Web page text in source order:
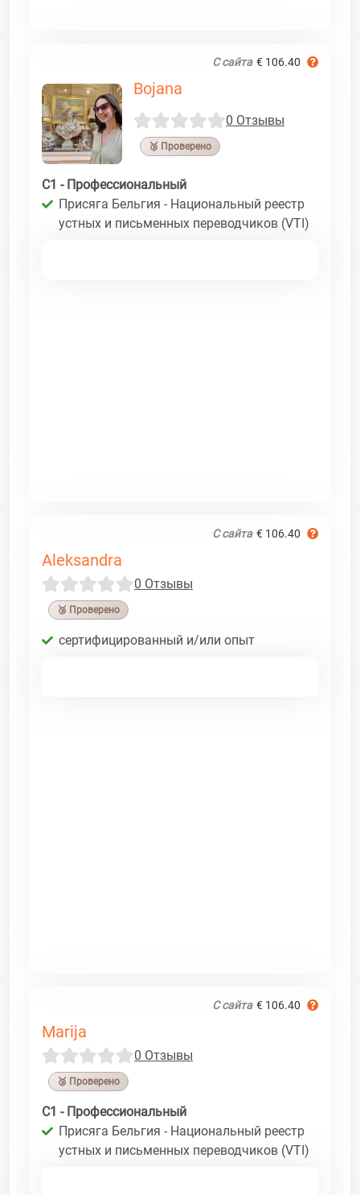
С сайта € 106.40
Bojana
0 Отзывы
🥉 Проверено
C1 - Профессиональный
Присяга Бельгия - Национальный реестр
устных и письменных переводчиков (VTI)
С сайта € 106.40
Aleksandra
0 Отзывы
🥉 Проверено
сертифицированный и/или опыт
С сайта € 106.40
Marija
0 Отзывы
🥉 Проверено
C1 - Профессиональный
Присяга Бельгия - Национальный реестр
устных и письменных переводчиков (VTI)